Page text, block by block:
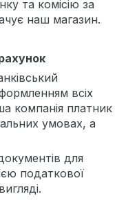
та комісію за
наш магазин.
всіх
компанія платник
умовах, а
для
податкової